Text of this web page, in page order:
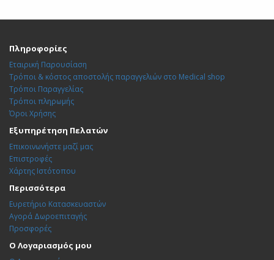
Πληροφορίες
Εταιρική Παρουσίαση
Τρόποι & κόστος αποστολής παραγγελιών στο Medical shop
Τρόποι Παραγγελίας
Τρόποι πληρωμής
Όροι Χρήσης
Εξυπηρέτηση Πελατών
Επικοινωνήστε μαζί μας
Επιστροφές
Χάρτης Ιστότοπου
Περισσότερα
Ευρετήριο Κατασκευαστών
Αγορά Δωροεπιταγής
Προσφορές
Ο Λογαριασμός μου